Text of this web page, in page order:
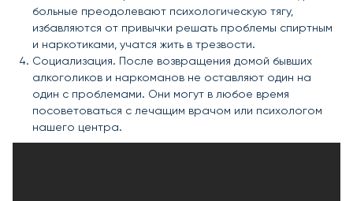
больные преодолевают психологическую тягу,
избавляются от привычки решать проблемы спиртным
и наркотиками, учатся жить в трезвости.
Социализация. После возвращения домой бывших
алкоголиков и наркоманов не оставляют один на
один с проблемами. Они могут в любое время
посоветоваться с лечащим врачом или психологом
нашего центра.